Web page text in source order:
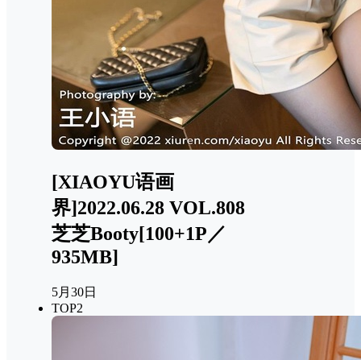
[XIAOYU语画
界]2022.06.28 VOL.808
芝芝Booty[100+1P／
935MB]
5月30日
TOP2